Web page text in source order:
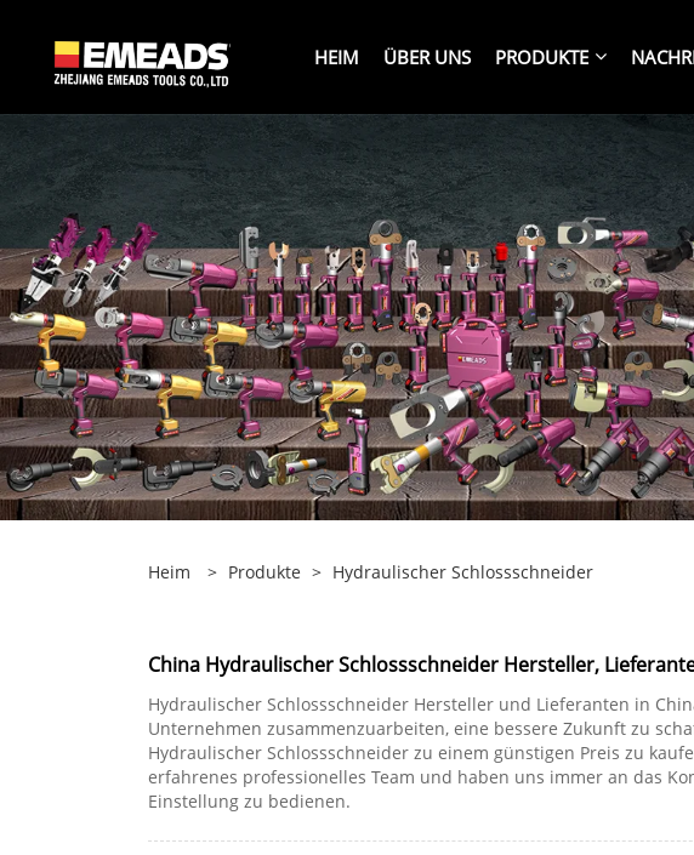
HEIM ÜBER UNS PRODUKTE
Heim > Produkte > Hydraulischer Schlossschneider
China Hydraulischer Schlossschneider Hersteller,
Hydraulischer Schlossschneider Hersteller und Lieferanten in
Unternehmen zusammenzuarbeiten, eine bessere Zukunft zu
Hydraulischer Schlossschneider zu einem günstigen Preis zu
erfahrenes professionelles Team und haben uns immer an das
Einstellung zu bedienen.